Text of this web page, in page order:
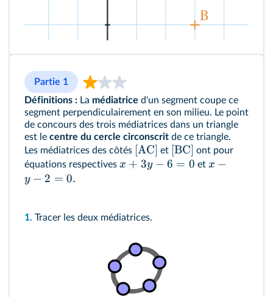
Partie 1
Définitions : La médiatrice d'un segment coupe ce
segment perpendiculairement en son milieu. Le point
de concours des trois médiatrices dans un triangle
est le centre du cercle circonscrit de ce triangle.
Les médiatrices des côtés [AC] et [BC] ont pour
équations respectives x + 3y − 6 = 0 et x −
y − 2 = 0.
1. Tracer les deux médiatrices.